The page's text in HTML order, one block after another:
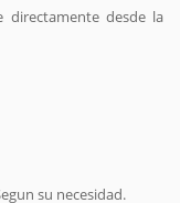
directamente desde la
su necesidad.